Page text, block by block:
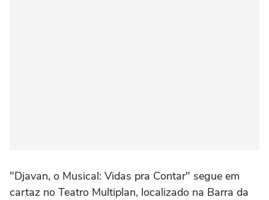
"Djavan, o Musical: Vidas pra Contar" segue em
cartaz no Teatro Multiplan, localizado na Barra da